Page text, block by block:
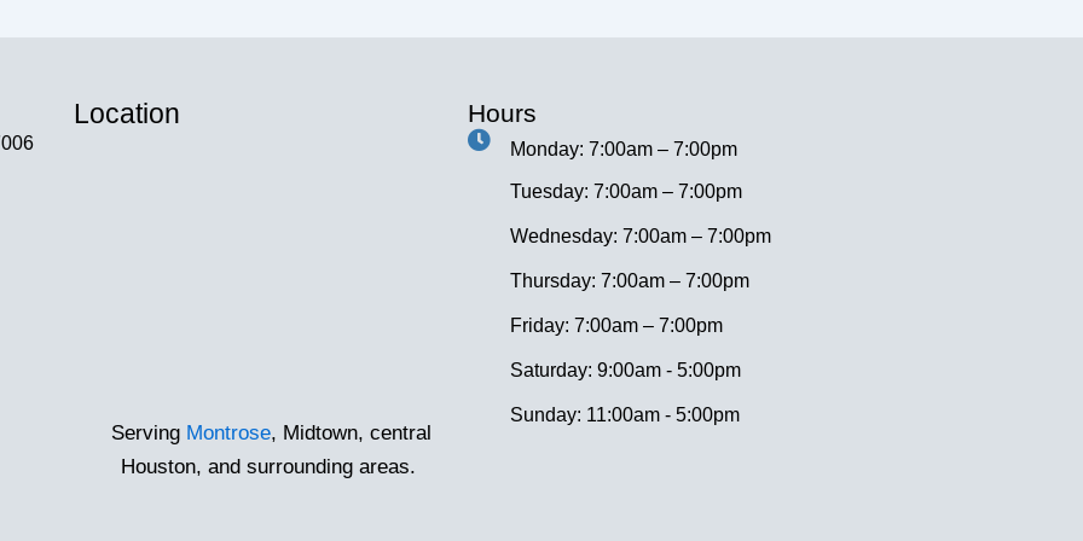
Location
Serving Montrose, Midtown, central
Houston, and surrounding areas.
Hours
Monday: 7:00am – 7:00pm
Tuesday: 7:00am – 7:00pm
Wednesday: 7:00am – 7:00pm
Thursday: 7:00am – 7:00pm
Friday: 7:00am – 7:00pm
Saturday: 9:00am - 5:00pm
Sunday: 11:00am - 5:00pm